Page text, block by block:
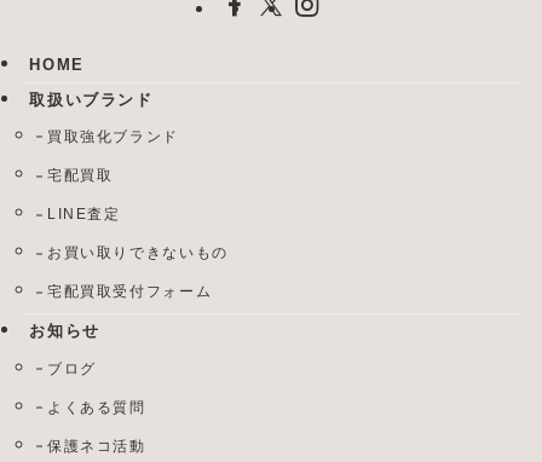
HOME
取扱いブランド
買取強化ブランド
宅配買取
LINE査定
お買い取りできないもの
宅配買取受付フォーム
お知らせ
ブログ
よくある質問
保護ネコ活動